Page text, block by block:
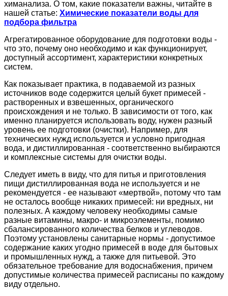
химанализа. О том, какие показатели важны, читайте в
нашей статье: Химические показатели воды для
подбора фильтра
Агрегатированное оборудование для подготовки воды -
что это, почему оно необходимо и как функционирует,
доступный ассортимент, характеристики конкретных
систем.
Как показывает практика, в подаваемой из разных
источников воде содержится целый букет примесей -
растворенных и взвешенных, органического
происхождения и не только. В зависимости от того, как
именно планируется использовать воду, нужен разный
уровень ее подготовки (очистки). Например, для
технических нужд используется и условно пригодная
вода, и дистиллированная - соответственно выбираются
и комплексные системы для очистки воды.
Следует иметь в виду, что для питья и приготовления
пищи дистиллированная вода не используется и не
рекомендуется - ее называют «мертвой», потому что там
не осталось вообще никаких примесей: ни вредных, ни
полезных. А каждому человеку необходимы самые
разные витамины, макро- и микроэлементы, помимо
сбалансированного количества белков и углеводов.
Поэтому установлены санитарные нормы - допустимое
содержание каких угодно примесей в воде для бытовых
и промышленных нужд, а также для питьевой. Это
обязательное требование для водоснабжения, причем
допустимые количества примесей расписаны по каждому
виду отдельно.